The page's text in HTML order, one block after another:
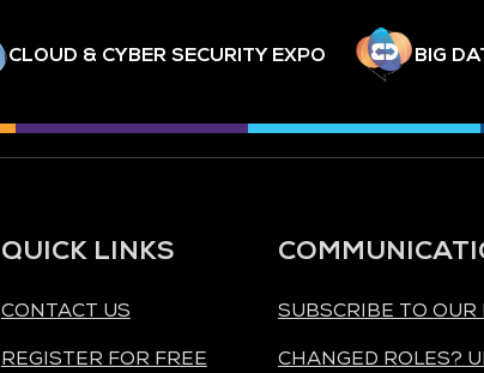
CLOUD & CYBER SECURITY EXPO BIG
QUICK LINKS
CONTACT US
REGISTER FOR FREE
SUBSCRIBE TO
CHANGED ROLES?